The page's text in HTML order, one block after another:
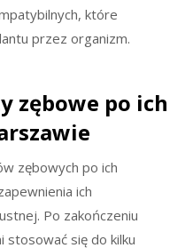
które
przez organizm.
zębowe po ich
zębowych po ich
ich
Po zakończeniu
stosować się do kilku